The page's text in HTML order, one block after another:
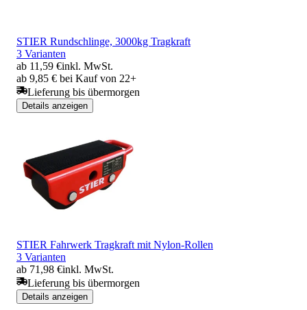
STIER Rundschlinge, 3000kg Tragkraft
3 Varianten
ab 11,59 €inkl. MwSt.
ab 9,85 € bei Kauf von 22+
Lieferung bis übermorgen
Details anzeigen
STIER Fahrwerk Tragkraft mit Nylon-Rollen
3 Varianten
ab 71,98 €inkl. MwSt.
Lieferung bis übermorgen
Details anzeigen